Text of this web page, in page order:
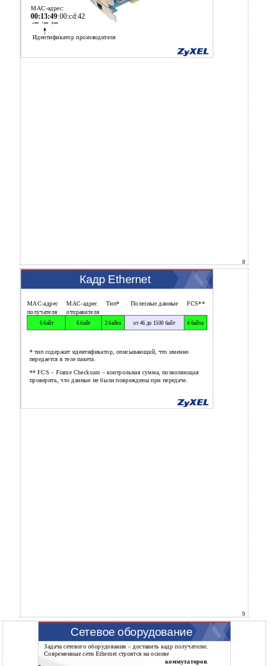
MAC-адрес:
00:13:49:00:cd:42
ì í î
Идентификатор производителя
8
Кадр Ethernet
MAC-адрес MAC-адрес Тип* Полезные данные
FCS**
получателя
отправителя
6 байт 6 байт 2 байта от 46 до 1500 байт 4 байта
* тип содержит идентификатор, описывающий, что именно
передается в теле пакета.
** FCS – Frame Checksum – контрольная сумма, позволяющая
проверить, что данные не были повреждены при передаче.
9
Сетевое оборудование
Задача сетевого оборудования – доставить кадр получателю.
Современные сети Ethernet строятся на основе
коммутаторов.